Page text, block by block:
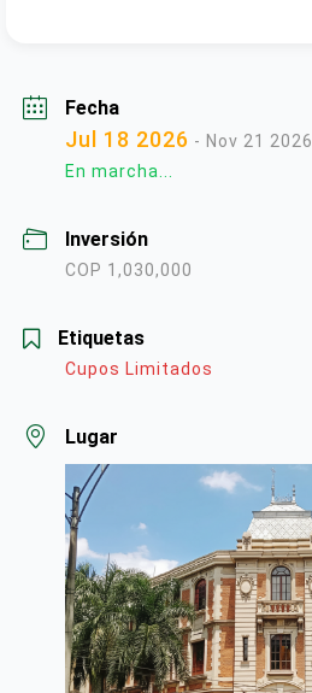
Fecha
Jul 18 2026 - Nov 21 2026
En marcha...
Inversión
COP 1,030,000
Etiquetas
Cupos Limitados
Lugar